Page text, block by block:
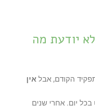
יודעת מה
הקודם, אבל אין
יום. אחרי שנים